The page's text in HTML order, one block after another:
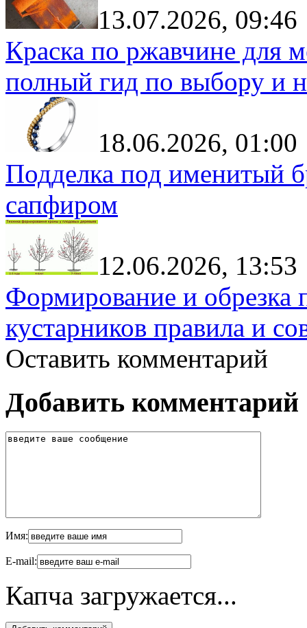
13.07.2026, 09:46
Краска по ржавчине для
полный гид по выбору и
18.06.2026, 01:00
Подделка под именитый
сапфиром
12.06.2026, 13:53
Формирование и обрезка
кустарников правила и
Оставить комментарий
Добавить комментарий
Имя:
E-mail:
Капча загружается...